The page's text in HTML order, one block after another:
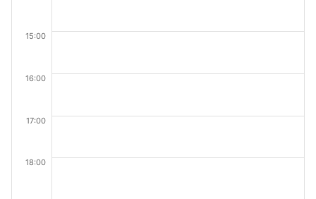
15:00
16:00
17:00
18:00